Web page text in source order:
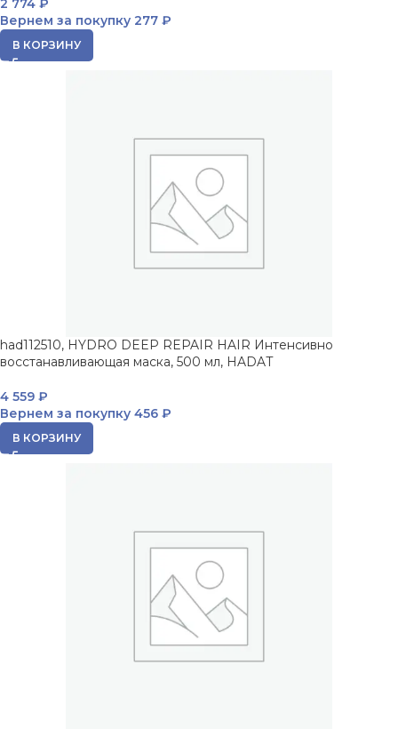
2 774 ₽
Вернем за покупку 277 ₽
В КОРЗИНУ
had112510, HYDRO DEEP REPAIR HAIR Интенсивно
восстанавливающая маска, 500 мл, HADAT
4 559 ₽
Вернем за покупку 456 ₽
В КОРЗИНУ